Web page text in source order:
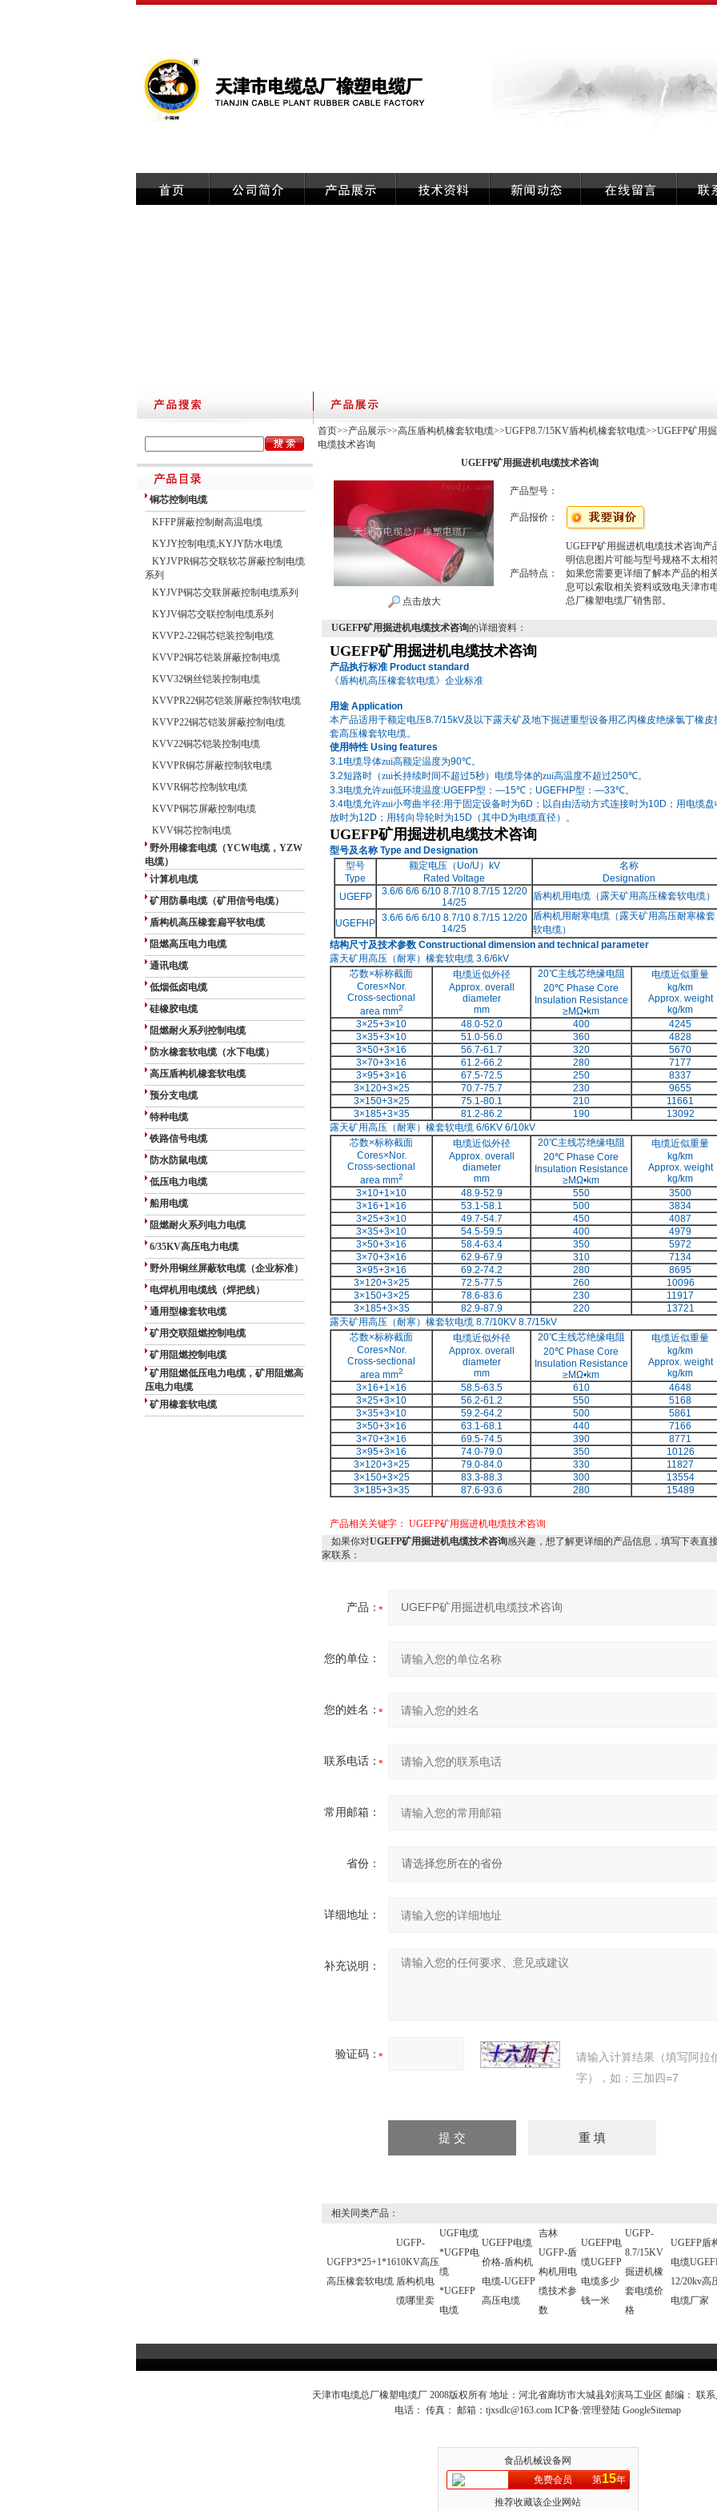
铜芯控制电缆
KFFP屏蔽控制耐高温电缆
KYJY控制电缆;KYJY防水电缆
KYJVPR铜芯交联软芯屏蔽控制电缆
系列
KYJVP铜芯交联屏蔽控制电缆系列
KYJV铜芯交联控制电缆系列
KVVP2-22铜芯铠装控制电缆
KVVP2铜芯铠装屏蔽控制电缆
KVV32钢丝铠装控制电缆
KVVPR22铜芯铠装屏蔽控制软电缆
KVVP22铜芯铠装屏蔽控制电缆
KVV22铜芯铠装控制电缆
KVVPR铜芯屏蔽控制软电缆
KVVR铜芯控制软电缆
KVVP铜芯屏蔽控制电缆
KVV铜芯控制电缆
野外用橡套电缆（YCW电缆，YZW
电缆）
计算机电缆
矿用防暴电缆（矿用信号电缆）
盾构机高压橡套扁平软电缆
阻燃高压电力电缆
通讯电缆
低烟低卤电缆
硅橡胶电缆
阻燃耐火系列控制电缆
防水橡套软电缆（水下电缆）
高压盾构机橡套软电缆
预分支电缆
特种电缆
铁路信号电缆
防水防鼠电缆
低压电力电缆
船用电缆
阻燃耐火系列电力电缆
6/35KV高压电力电缆
野外用铜丝屏蔽软电缆（企业标准）
电焊机用电缆线（焊把线）
通用型橡套软电缆
矿用交联阻燃控制电缆
矿用阻燃控制电缆
矿用阻燃低压电力电缆，矿用阻燃高
压电力电缆
矿用橡套软电缆
首页>>产品展示>>高压盾构机橡套软电缆>>UGFP8.7/15KV盾构机橡套软电缆>>UGEFP矿用
电缆技术咨询
UGEFP矿用掘进机电缆技术咨询
点击放大
产品型号：
产品报价：
产品特点：
UGEFP矿用掘进机电缆技术咨询产
明信息图片可能与型号规格不太相
如果您需要更详细了解本产品的相
息可以索取相关资料或致电天津市
总厂橡塑电缆厂销售部。
UGEFP矿用掘进机电缆技术咨询的详细资料：
UGEFP矿用掘进机电缆技术咨询
产品执行标准 Product standard
《盾构机高压橡套软电缆》企业标准
用途 Application
本产品适用于额定电压8.7/15kV及以下露天矿及地下掘进重型设备用乙丙橡皮绝缘氯丁橡皮
套高压橡套软电缆。
使用特性 Using features
3.1电缆导体zui高额定温度为90℃。
3.2短路时（zui长持续时间不超过5秒）电缆导体的zui高温度不超过250℃。
3.3电缆允许zui低环境温度:UGEFP型： —15℃； UGEFHP型： —33℃。
3.4电缆允许zui小弯曲半径:用于固定设备时为6D ；以自由活动方式连接时为10D ；用电缆盘
放时为12D ；用转向导轮时为15D （其中 D为电缆直径）。
UGEFP矿用掘进机电缆技术咨询
型号及名称 Type and Designation
型号
Type
额定电压（ Uo/U ） kV
Rated Voltage
名称
Designation
UGEFP
3.6/6 6/6 6/10 8.7/10 8.7/15 12/20
14/25
盾构机用电缆（露天矿用高压橡套软电缆）
UGEFHP 3.6/6 6/6 6/10 8.7/10 8.7/15 12/20
14/25
盾构机用耐寒电缆（露天矿用高压耐寒橡套
软电缆）
结构尺寸及技术参数 Constructional dimension and technical parameter
露天矿用高压（耐寒）橡套软电缆 3.6/6kV
芯数×标称截面
Cores×Nor.
Cross-sectional
area mm2
电缆近似外径
Approx. overall
diameter
mm
20℃主线芯绝缘电阻
20℃ Phase Core
Insulation Resistance
≥MΩ•km
电缆近似重量
kg/km
Approx. weight
kg/km
3×25+3×10
48.0-52.0 400
4245
3×35+3×10
51.0-56.0 360
4828
3×50+3×16
56.7-61.7 320
5670
3×70+3×16
61.2-66.2 280
7177
3×95+3×16
67.5-72.5 250
8337
3×120+3×25
70.7-75.7 230
9655
3×150+3×25
75.1-80.1 210
11661
3×185+3×35
81.2-86.2 190
13092
露天矿用高压（耐寒）橡套软电缆 6/6KV 6/10kV
芯数×标称截面
Cores×Nor.
Cross-sectional
area mm2
电缆近似外径
Approx. overall
diameter
mm
20℃主线芯绝缘电阻
20℃ Phase Core
Insulation Resistance
≥MΩ•km
电缆近似重量
kg/km
Approx. weight
kg/km
3×10+1×10
48.9-52.9 550
3500
3×16+1×16
53.1-58.1 500
3834
3×25+3×10
49.7-54.7 450
4087
3×35+3×10
54.5-59.5 400
4979
3×50+3×16
58.4-63.4 350
5972
3×70+3×16
62.9-67.9 310
7134
3×95+3×16
69.2-74.2 280
8695
3×120+3×25
72.5-77.5 260
10096
3×150+3×25
78.6-83.6 230
11917
3×185+3×35
82.9-87.9 220
13721
露天矿用高压（耐寒）橡套软电缆 8.7/10KV 8.7/15kV
芯数×标称截面
Cores×Nor.
Cross-sectional
area mm2
电缆近似外径
Approx. overall
diameter
mm
20℃主线芯绝缘电阻
20℃ Phase Core
Insulation Resistance
≥MΩ•km
电缆近似重量
kg/km
Approx. weight
kg/km
3×16+1×16
58.5-63.5 610
4648
3×25+3×10
56.2-61.2 550
5168
3×35+3×10
59.2-64.2 500
5861
3×50+3×16
63.1-68.1 440
7166
3×70+3×16
69.5-74.5 390
8771
3×95+3×16
74.0-79.0 350
10126
3×120+3×25
79.0-84.0 330
11827
3×150+3×25
83.3-88.3 300
13554
3×185+3×35
87.6-93.6 280 15489
产品相关关键字： UGEFP矿用掘进机电缆技术咨询
如果你对UGEFP矿用掘进机电缆技术咨询感兴趣，想了解更详细的产品信息，填写下表直
家联系：
产品：
您的单位：
您的姓名：
联系电话：
常用邮箱：
省份：
详细地址：
补充说明：
验证码：
请输入计算结果（填写阿拉
字），如：三加四=7
相关同类产品：
UGFP3*25+1*16
高压橡套软电缆
UGFP-
10KV高压
盾构机电
缆哪里卖
UGF电缆
*UGFP电
缆
*UGEFP
电缆
UGEFP电缆
价格-盾构机
电缆-UGEFP
高压电缆
吉林
UGFP-盾
构机用电
缆技术参
数
UGEFP电
缆UGEFP
电缆多少
钱一米
UGFP-
8.7/15KV
掘进机橡
套电缆价
格
UGEFP盾
电缆
12/20kv高
电缆厂家
天津市电缆总厂橡塑电缆厂 2008版权所有 地址：河北省廊坊市大城县刘演马工业区 邮编： 联
电话： 传真： 邮箱： tjxsdlc@163.com ICP备:管理登陆 GoogleSitemap
食品机械设备网
免费会员
第15年
推荐收藏该企业网站